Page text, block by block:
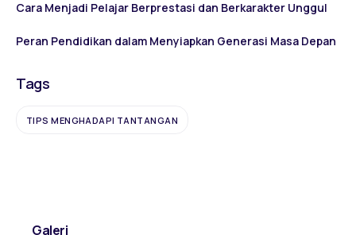
Cara Menjadi Pelajar Berprestasi dan Berkarakter Unggul
Peran Pendidikan dalam Menyiapkan Generasi Masa Depan
Tags
TIPS MENGHADAPI TANTANGAN
Galeri